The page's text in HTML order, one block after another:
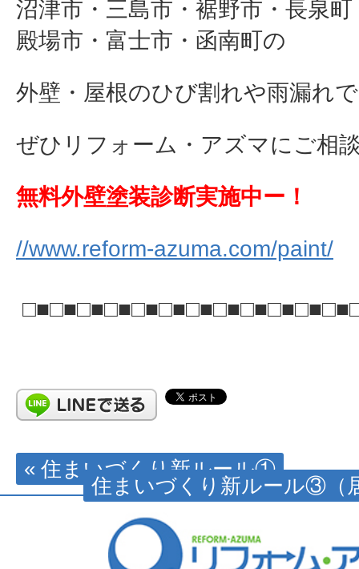
沼津市・三島市・裾野市・長泉
殿場市・富士市・函南町の
外壁・屋根のひび割れや雨漏れ
ぜひリフォーム・アズマにご相
無料外壁塗装診断実施中ー！
//www.reform-azuma.com/paint/
« 住まいづくり新ルール①
住まいづくり新ルール③（